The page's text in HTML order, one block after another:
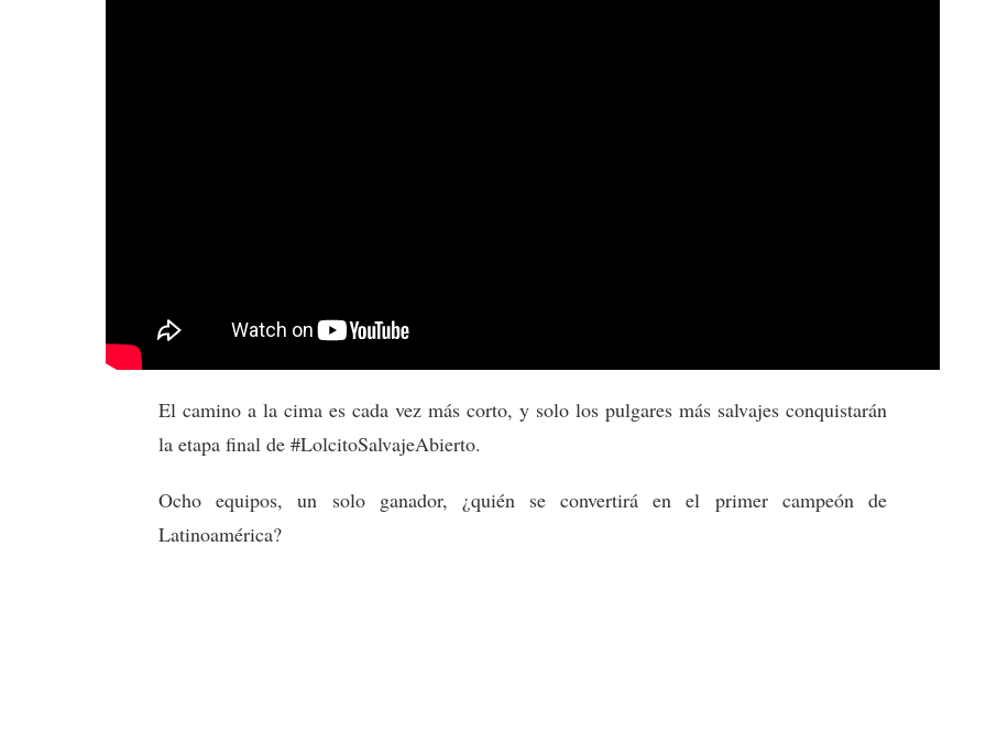
El camino a la cima es cada vez más corto, y solo los pulgares más salvajes conquistarán
la etapa final de #LolcitoSalvajeAbierto.
Ocho equipos, un solo ganador, ¿quién se convertirá en el primer campeón de
Latinoamérica?